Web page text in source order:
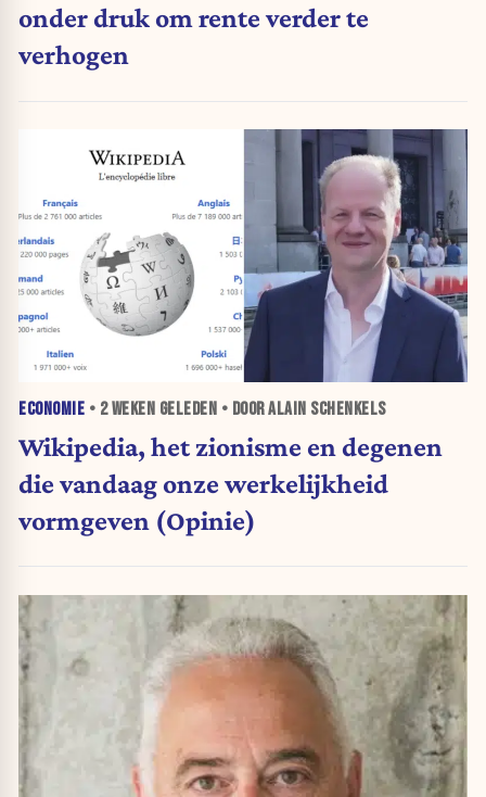
onder druk om rente verder te
verhogen
ECONOMIE • 2 WEKEN GELEDEN • DOOR ALAIN SCHENKELS
Wikipedia, het zionisme en degenen
die vandaag onze werkelijkheid
vormgeven (Opinie)